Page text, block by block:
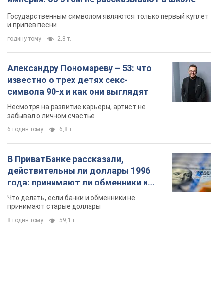
Государственным символом являются только первый куплет
и припев песни
годину тому 2,8 т.
Александру Пономареву – 53: что
известно о трех детях секс-
символа 90-х и как они выглядят
Несмотря на развитие карьеры, артист не
забывал о личном счастье
6 годин тому 6,8 т.
В ПриватБанке рассказали,
действительны ли доллары 1996
года: принимают ли обменники и
банки такие купюры
Что делать, если банки и обменники не
принимают старые доллары
8 годин тому 59,1 т.